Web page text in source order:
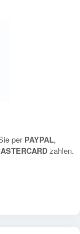
per PAYPAL,
zahlen.